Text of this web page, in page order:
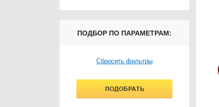
ПОДБОР ПО ПАРАМЕТРАМ:
Сбросить фильтры